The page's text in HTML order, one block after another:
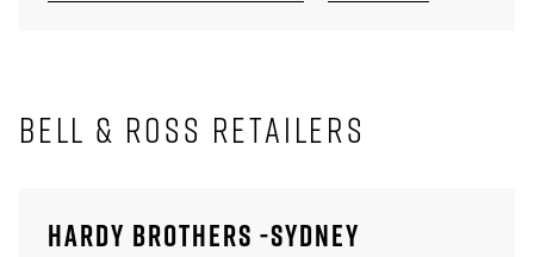
BELL & ROSS RETAILERS
HARDY BROTHERS -SYDNEY